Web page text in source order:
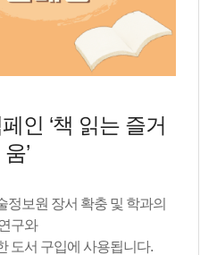
인 ‘책 읽는 즐거
움’
정보원 장서 확충 및 학과의
구와
도서 구입에 사용됩니다.